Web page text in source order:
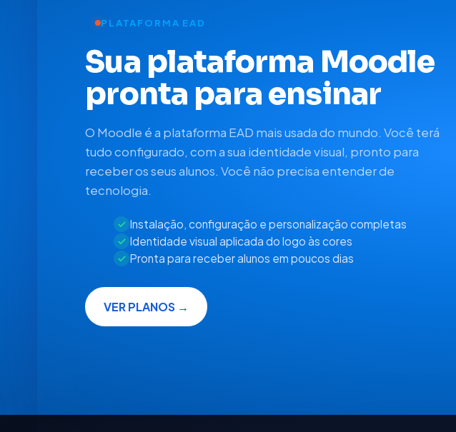
PLATAFORMA EAD
Sua plataforma Moodle
pronta para ensinar
O Moodle é a plataforma EAD mais usada do mundo. Você terá
tudo configurado, com a sua identidade visual, pronto para
receber os seus alunos. Você não precisa entender de
tecnologia.
Instalação, configuração e personalização completas
Identidade visual aplicada do logo às cores
Pronta para receber alunos em poucos dias
VER PLANOS →